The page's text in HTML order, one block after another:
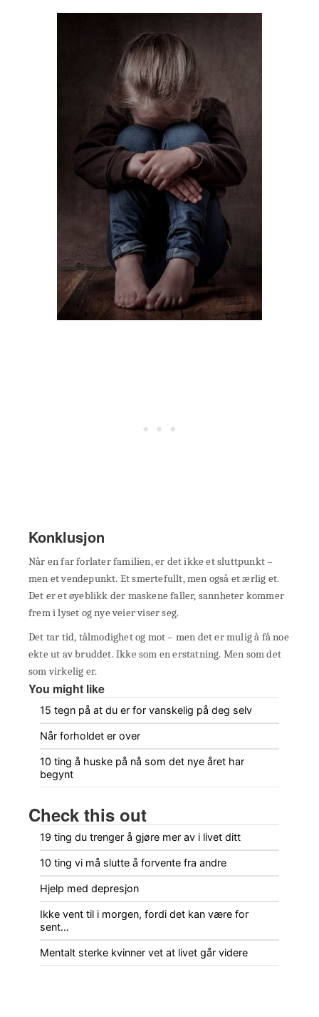
Konklusjon
Når en far forlater familien, er det ikke et sluttpunkt –
men et vendepunkt. Et smertefullt, men også et ærlig et.
Det er et øyeblikk der maskene faller, sannheter kommer
frem i lyset og nye veier viser seg.
Det tar tid, tålmodighet og mot – men det er mulig å få noe
ekte ut av bruddet. Ikke som en erstatning. Men som det
som virkelig er.
You might like
15 tegn på at du er for vanskelig på deg selv
Når forholdet er over
10 ting å huske på nå som det nye året har
begynt
Check this out
19 ting du trenger å gjøre mer av i livet ditt
10 ting vi må slutte å forvente fra andre
Hjelp med depresjon
Ikke vent til i morgen, fordi det kan være for
sent…
Mentalt sterke kvinner vet at livet går videre